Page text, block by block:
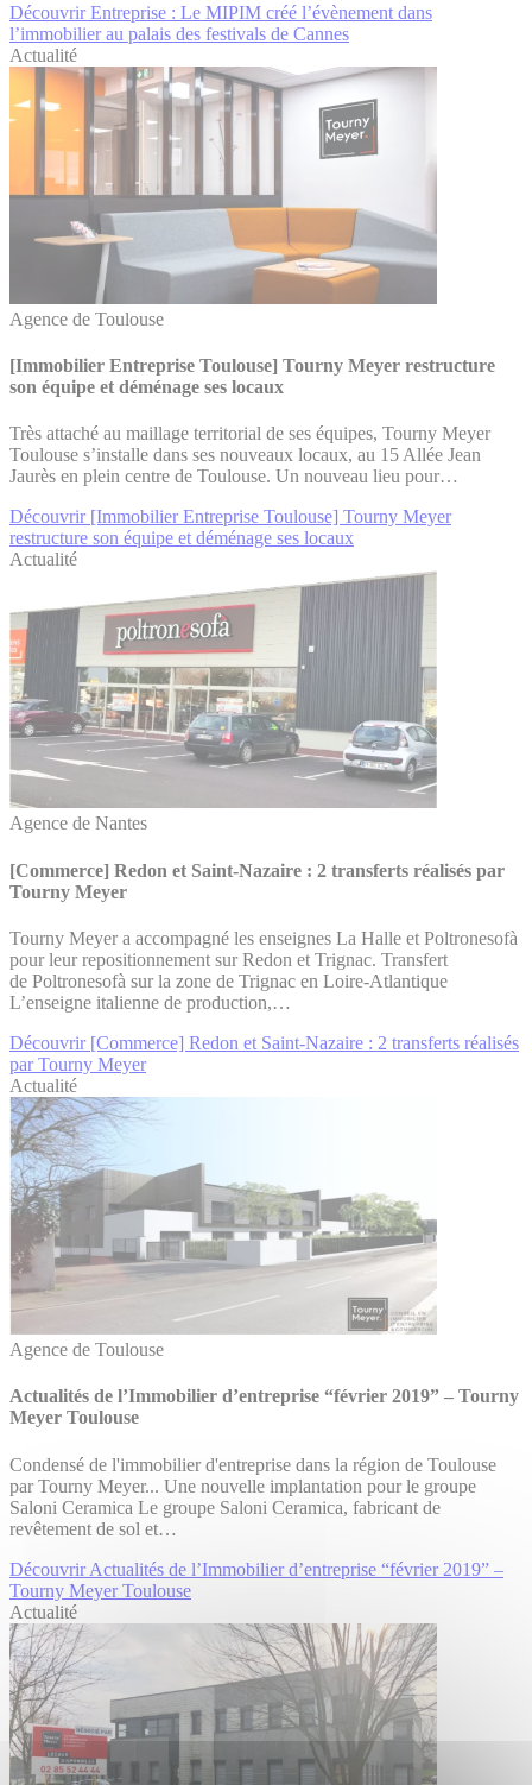
Découvrir Entreprise : Le MIPIM créé l’évènement dans
l’immobilier au palais des festivals de Cannes
Actualité
Agence de Toulouse
[Immobilier Entreprise Toulouse] Tourny Meyer restructure
son équipe et déménage ses locaux
Très attaché au maillage territorial de ses équipes, Tourny Meyer
Toulouse s’installe dans ses nouveaux locaux, au 15 Allée Jean
Jaurès en plein centre de Toulouse. Un nouveau lieu pour…
Découvrir [Immobilier Entreprise Toulouse] Tourny Meyer
restructure son équipe et déménage ses locaux
Actualité
Agence de Nantes
[Commerce] Redon et Saint-Nazaire : 2 transferts réalisés par
Tourny Meyer
Tourny Meyer a accompagné les enseignes La Halle et Poltronesofà
pour leur repositionnement sur Redon et Trignac. Transfert
de Poltronesofà sur la zone de Trignac en Loire-Atlantique
L’enseigne italienne de production,…
Découvrir [Commerce] Redon et Saint-Nazaire : 2 transferts réalisés
par Tourny Meyer
Actualité
Agence de Toulouse
Actualités de l’Immobilier d’entreprise “février 2019” – Tourny
Meyer Toulouse
Condensé de l'immobilier d'entreprise dans la région de Toulouse
par Tourny Meyer... Une nouvelle implantation pour le groupe
Saloni Ceramica Le groupe Saloni Ceramica, fabricant de
revêtement de sol et…
Découvrir Actualités de l’Immobilier d’entreprise “février 2019” –
Tourny Meyer Toulouse
Actualité